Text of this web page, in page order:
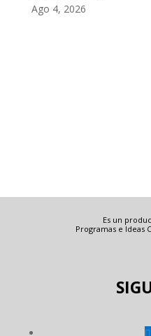
Ago 4, 2026
Es un
Programas e Ideas